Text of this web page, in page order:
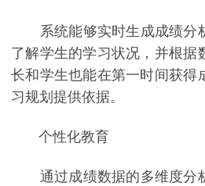
系统能够实时生成成绩分
了解学生的学习状况，并根据
长和学生也能在第一时间获得
习规划提供依据。
个性化教育
通过成绩数据的多维度分